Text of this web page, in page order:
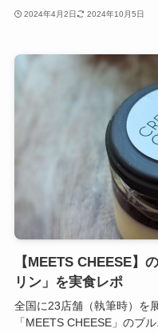
2024年4月2日 2024年10月5日
【MEETS CHEESE】
リン」を実食レポ
全国に23店舗（執筆時）を
「MEETS CHEESE」のブル